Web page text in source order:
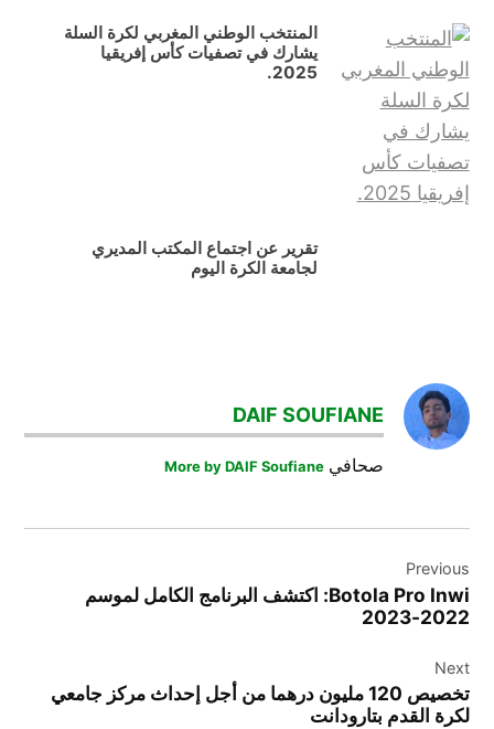
المنتخب الوطني المغربي لكرة السلة
يشارك في تصفيات كأس إفريقيا
2025.
تقرير عن اجتماع المكتب المديري
لجامعة الكرة اليوم
DAIF SOUFIANE
صحافيMore by DAIF Soufiane
المقالات
Previous
Botola Pro Inwi: اكتشف البرنامج الكامل لموسم
2022-2023
Next
تخصيص 120 مليون درهما من أجل إحداث مركز جامعي
لكرة القدم بتارودانت